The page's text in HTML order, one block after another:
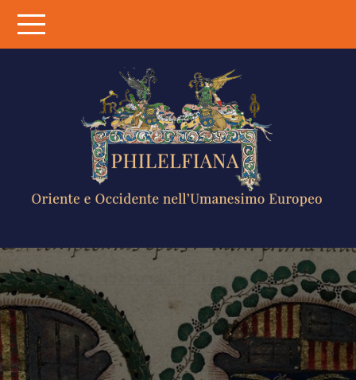
content
OCCIDENTE
NELL'UMANESIMO
EUROPEO